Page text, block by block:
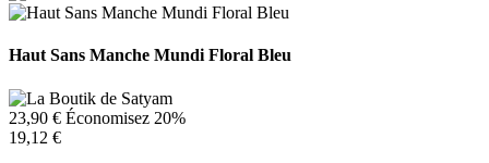
Haut Sans Manche Mundi Floral Bleu
23,90 € Économisez 20%
19,12 €